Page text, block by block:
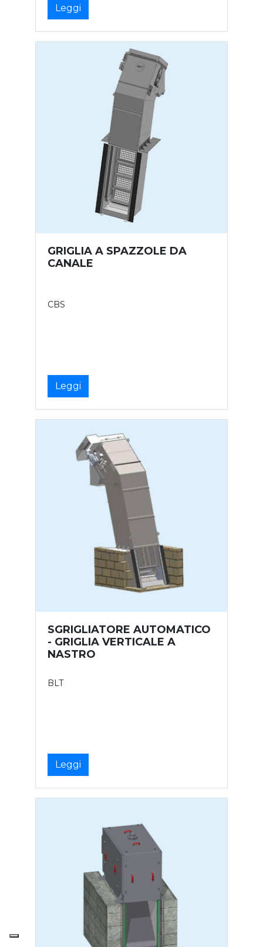
Leggi
GRIGLIA A SPAZZOLE DA
CANALE
CBS
Leggi
SGRIGLIATORE AUTOMATICO
- GRIGLIA VERTICALE A
NASTRO
BLT
Leggi